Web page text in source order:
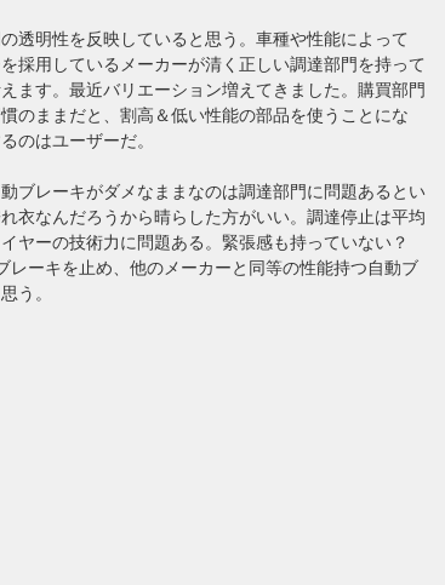
透明性を反映していると思う。車種や性能によって
採用しているメーカーが清く正しい調達部門を持って
ます。最近バリエーション増えてきました。購買部門
のままだと、割高＆低い性能の部品を使うことにな
のはユーザーだ。
ブレーキがダメなままなのは調達部門に問題あるとい
衣なんだろうから晴らした方がいい。調達停止は平均
ヤーの技術力に問題ある。緊張感も持っていない？
レーキを止め、他のメーカーと同等の性能持つ自動ブ
う。